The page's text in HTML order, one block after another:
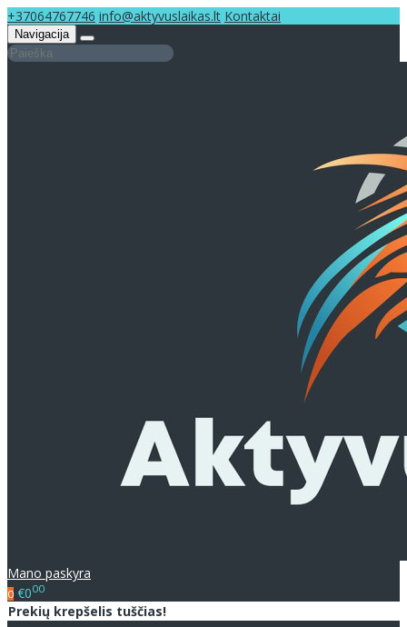
+37064767746 info@aktyvuslaikas.lt Kontaktai
Navigacija
Mano paskyra
0 €000
Prekių krepšelis tuščias!